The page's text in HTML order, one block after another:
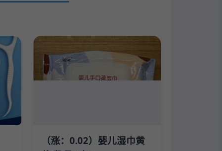
（涨：0.02）婴儿湿巾黄